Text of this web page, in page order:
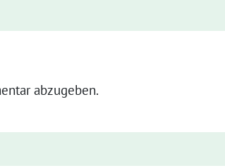
abzugeben.